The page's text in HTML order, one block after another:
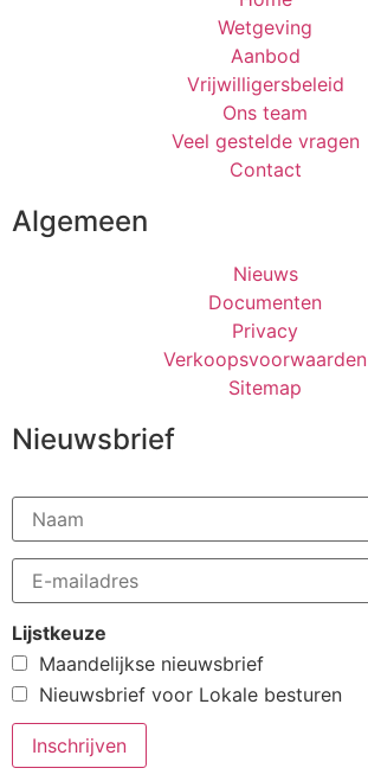
Wetgeving
Aanbod
Vrijwilligersbeleid
Ons team
Veel gestelde vragen
Contact
Algemeen
Nieuws
Documenten
Privacy
Verkoopsvoorwaarden
Sitemap
Nieuwsbrief
Lijstkeuze
Maandelijkse nieuwsbrief
Nieuwsbrief voor Lokale besturen